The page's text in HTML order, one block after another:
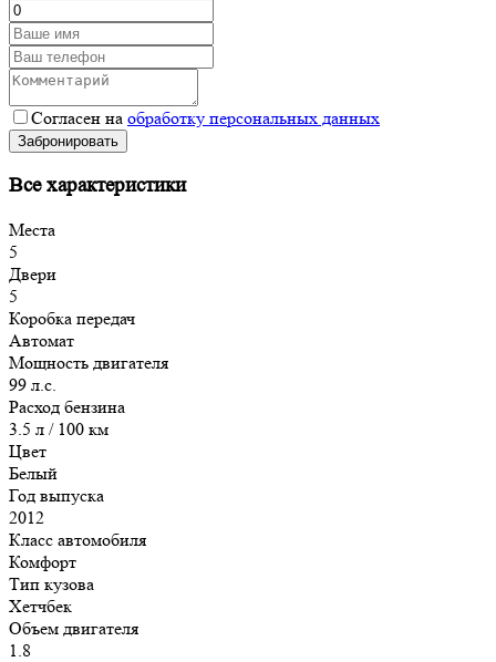
Согласен на обработку персональных данных
Забронировать
Все характеристики
Места
5
Двери
5
Коробка передач
Автомат
Мощность двигателя
99 л.с.
Расход бензина
3.5 л / 100 км
Цвет
Белый
Год выпуска
2012
Класс автомобиля
Комфорт
Тип кузова
Хетчбек
Объем двигателя
1.8